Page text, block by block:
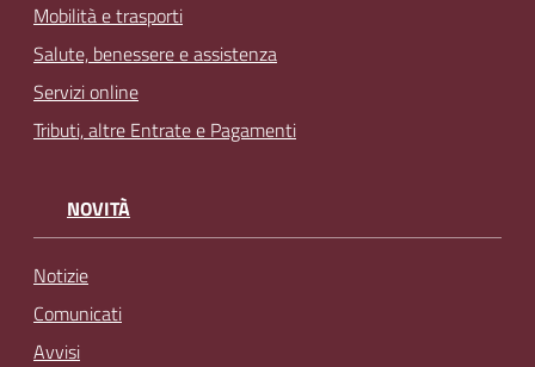
Mobilità e trasporti
Salute, benessere e assistenza
Servizi online
Tributi, altre Entrate e Pagamenti
NOVITÀ
Notizie
Comunicati
Avvisi